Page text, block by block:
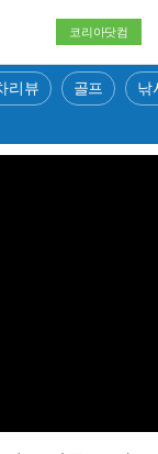
코리아닷컴
리뷰 골프 낚